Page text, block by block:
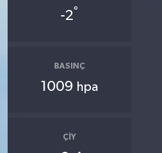
-2°
BASINÇ
1009 hpa
ÇIY